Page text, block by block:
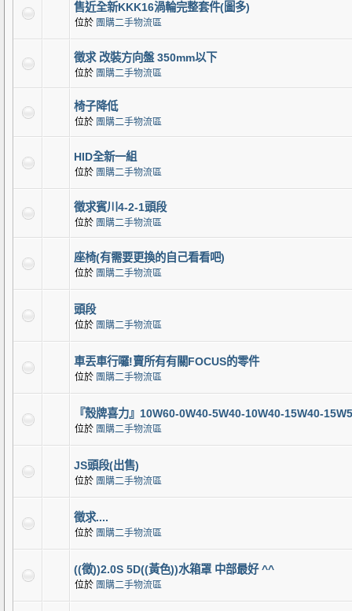
售近全新KKK16渦輪完整套件(圖多)
位於 團購二手物流區
徵求 改裝方向盤 350mm以下
位於 團購二手物流區
椅子降低
位於 團購二手物流區
HID全新一組
位於 團購二手物流區
徵求賓川4-2-1頭段
位於 團購二手物流區
座椅(有需要更換的自己看看吧)
位於 團購二手物流區
頭段
位於 團購二手物流區
車丟車行囉!賣所有有關FOCUS的零件
位於 團購二手物流區
『殼牌喜力』10W60-0W40-5W40-10W40-15W40-
位於 團購二手物流區
JS頭段(出售)
位於 團購二手物流區
徵求....
位於 團購二手物流區
((徵))2.0S 5D((黃色))水箱罩 中部最好 ^^
位於 團購二手物流區